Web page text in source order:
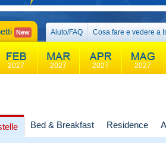
New Aiuto/FAQ Cosa fare e vedere a
2027 2027 2027 2027
Bed & Breakfast Residence